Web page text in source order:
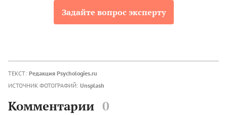
Задайте вопрос эксперту
ТЕКСТ: Редакция Psychologies.ru
ИСТОЧНИК ФОТОГРАФИЙ: Unsplash
Комментарии 0